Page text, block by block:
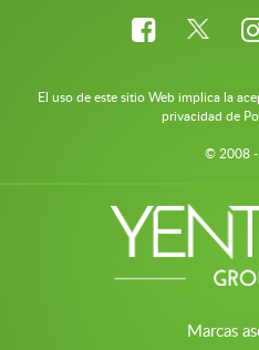
El uso de este sitio Web implica la
privacidad de
© 2008
Marcas